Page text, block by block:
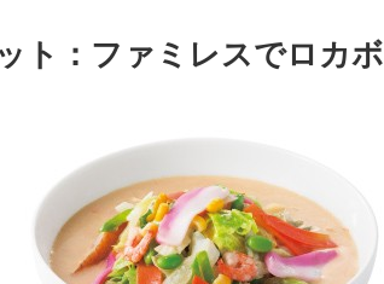
ト：ファミレスでロカボ